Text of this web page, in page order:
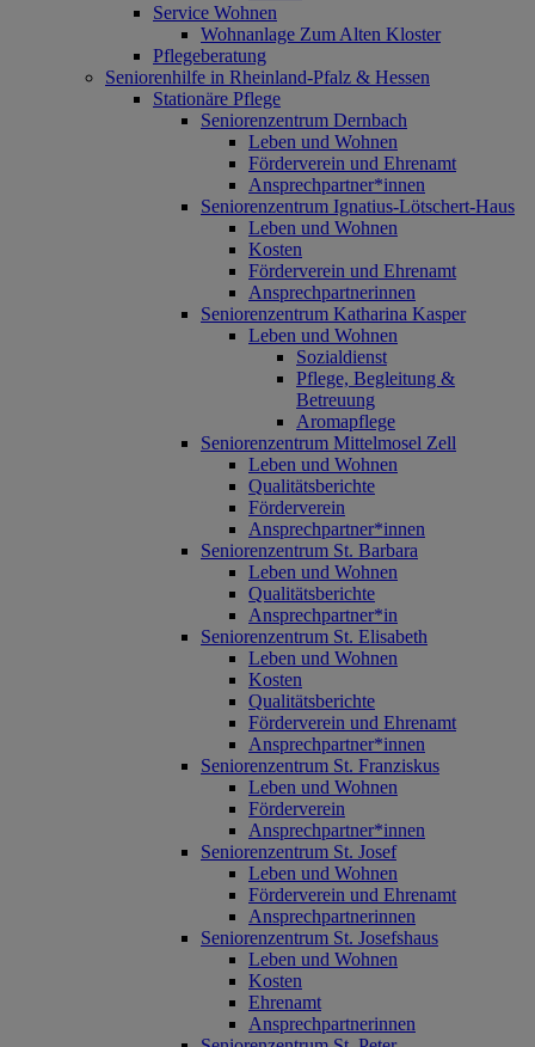
Service Wohnen
Wohnanlage Zum Alten Kloster
Pflegeberatung
Seniorenhilfe in Rheinland-Pfalz & Hessen
Stationäre Pflege
Seniorenzentrum Dernbach
Leben und Wohnen
Förderverein und Ehrenamt
Ansprechpartner*innen
Seniorenzentrum Ignatius-Lötschert-Haus
Leben und Wohnen
Kosten
Förderverein und Ehrenamt
Ansprechpartnerinnen
Seniorenzentrum Katharina Kasper
Leben und Wohnen
Sozialdienst
Pflege, Begleitung &
Betreuung
Aromapflege
Seniorenzentrum Mittelmosel Zell
Leben und Wohnen
Qualitätsberichte
Förderverein
Ansprechpartner*innen
Seniorenzentrum St. Barbara
Leben und Wohnen
Qualitätsberichte
Ansprechpartner*in
Seniorenzentrum St. Elisabeth
Leben und Wohnen
Kosten
Qualitätsberichte
Förderverein und Ehrenamt
Ansprechpartner*innen
Seniorenzentrum St. Franziskus
Leben und Wohnen
Förderverein
Ansprechpartner*innen
Seniorenzentrum St. Josef
Leben und Wohnen
Förderverein und Ehrenamt
Ansprechpartnerinnen
Seniorenzentrum St. Josefshaus
Leben und Wohnen
Kosten
Ehrenamt
Ansprechpartnerinnen